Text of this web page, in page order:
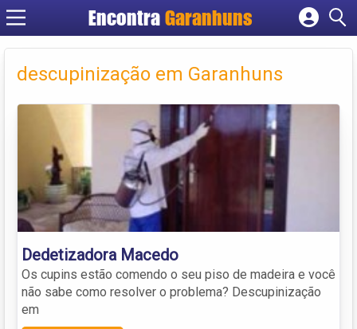
EncontraGaranhuns
Cadastrar empresa
Criar conta
descupinização em Garanhuns
Dedetizadora Macedo
Os cupins estão comendo o seu piso de madeira e você
não sabe como resolver o problema? Descupinização
em